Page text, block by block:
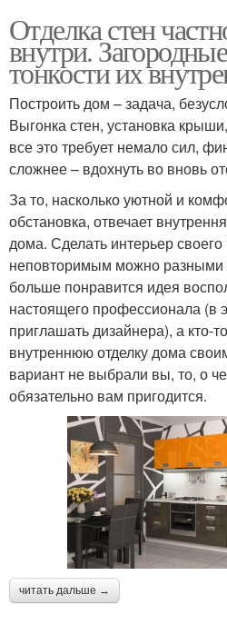
Отделка стен
внутри.
тонкости их
Построить дом – задача,
Выгонка стен, установка
все это требует немало сил,
сложнее – вдохнуть во вновь
За то, насколько уютной и
обстановка, отвечает
дома. Сделать интерьер
неповторимым можно разными
больше понравится идея
настоящего профессионала (в
приглашать дизайнера), а кто-
внутреннюю отделку дома
вариант не выбрали вы, то, о
обязательно вам пригодится.
читать дальше →